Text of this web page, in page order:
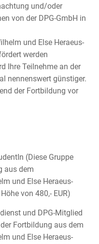
und/oder
von der DPG-GmbH in
und Else Heraeus-
werden
Ihre Teilnehme an der
nennenswert günstiger.
der Fortbildung vor
(Diese Gruppe
aus dem
und Else Heraeus-
von 480,- EUR)
und DPG-Mitglied
Fortbildung aus dem
und Else Heraeus-